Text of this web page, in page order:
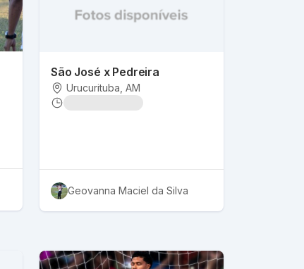
São José x Pedreira
Urucurituba, AM
Geovanna Maciel da Silva